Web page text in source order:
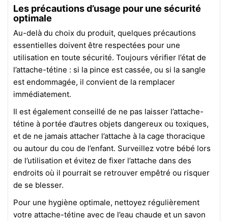
Les précautions d’usage pour une sécurité
optimale
Au-delà du choix du produit, quelques précautions
essentielles doivent être respectées pour une
utilisation en toute sécurité. Toujours vérifier l’état de
l’attache-tétine : si la pince est cassée, ou si la sangle
est endommagée, il convient de la remplacer
immédiatement.
Il est également conseillé de ne pas laisser l’attache-
tétine à portée d’autres objets dangereux ou toxiques,
et de ne jamais attacher l’attache à la cage thoracique
ou autour du cou de l’enfant. Surveillez votre bébé lors
de l’utilisation et évitez de fixer l’attache dans des
endroits où il pourrait se retrouver empêtré ou risquer
de se blesser.
Pour une hygiène optimale, nettoyez régulièrement
votre attache-tétine avec de l’eau chaude et un savon